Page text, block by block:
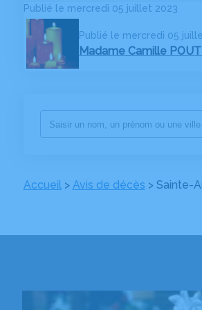
Publié le mercredi 05 juillet 2023
Publié le mercredi 05
Madame Camille
Accueil> Avis de décès > Sainte-